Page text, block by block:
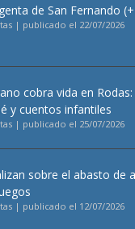
de San Fernando
| publicado el 22/07/2026
cobra vida en
y cuentos infantiles
| publicado el 25/07/2026
sobre el abasto de
| publicado el 12/07/2026